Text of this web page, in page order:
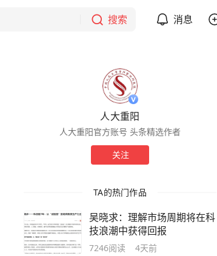
搜索 消息
人大重阳
人大重阳官方账号 头条精选作者
关注
TA的热门作品
吴晓求：理解市场周期将在科
技浪潮中获得回报
7246阅读 4天前